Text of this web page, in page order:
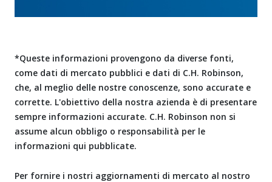
*Queste informazioni provengono da diverse fonti,
come dati di mercato pubblici e dati di C.H. Robinson,
che, al meglio delle nostre conoscenze, sono accurate e
corrette. L'obiettivo della nostra azienda è di presentare
sempre informazioni accurate. C.H. Robinson non si
assume alcun obbligo o responsabilità per le
informazioni qui pubblicate.
Per fornire i nostri aggiornamenti di mercato al nostro